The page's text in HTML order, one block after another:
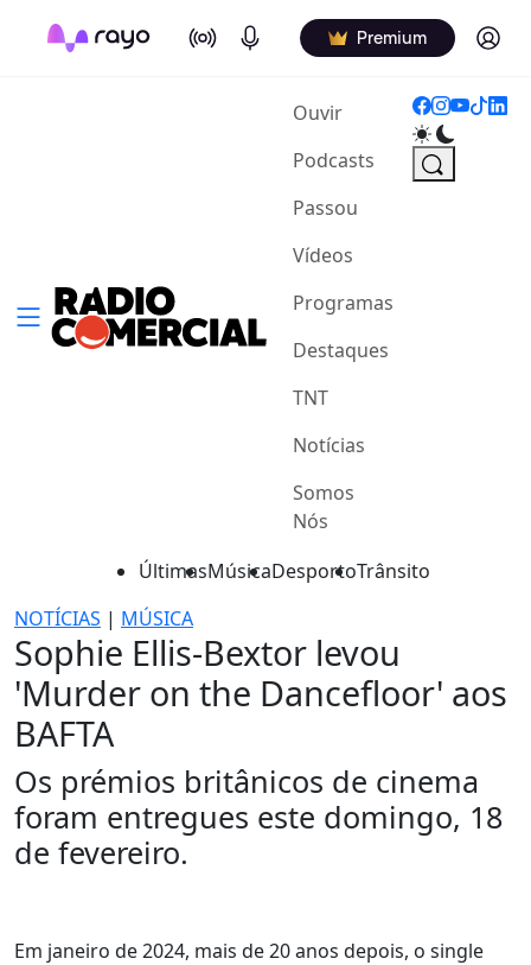
On Air Podcasts Premium Log in
Ouvir(current)
Podcasts
Passou
Vídeos
Programas
Destaques
TNT
Notícias
Somos
Nós
ÚltimasMúsicaDesportoTrânsito
NOTÍCIAS | MÚSICA
Sophie Ellis-Bextor levou
'Murder on the Dancefloor' aos
BAFTA
Os prémios britânicos de cinema
foram entregues este domingo, 18
de fevereiro.
Em janeiro de 2024, mais de 20 anos depois, o single